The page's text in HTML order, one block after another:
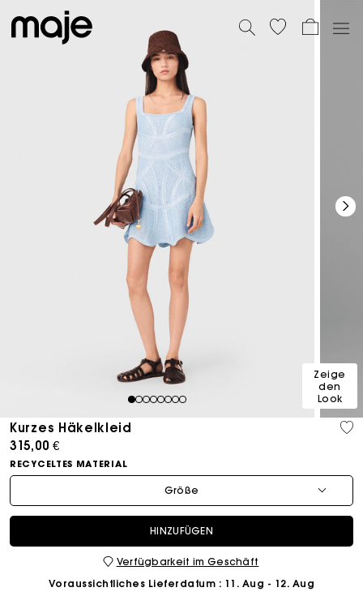
12345678
Zeige
den
Look
Kurzes Häkelkleid
315,00 €
RECYCELTES MATERIAL
Größe
HINZUFÜGEN
Verfügbarkeit im Geschäft
Voraussichtliches Lieferdatum : 11. Aug - 12. Aug